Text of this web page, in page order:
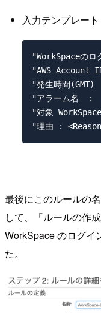
入力テンプレート
"WorkSpaceのロ
"AWS Account
"発生時間
"アラーム名  :
"対象
最後にこのルールの
して、「ルールの作
WorkSpace のログイ
た。